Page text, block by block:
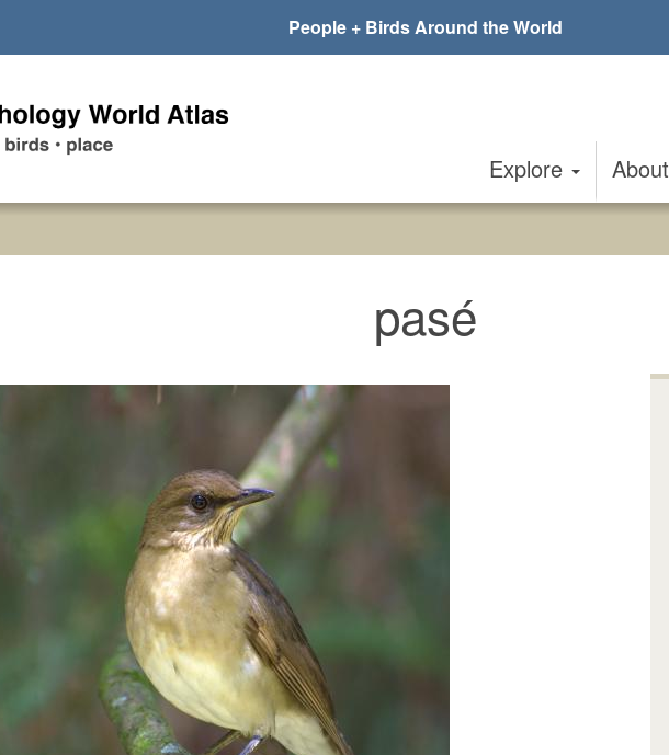
People + Birds Around the World
Explore About
pasé